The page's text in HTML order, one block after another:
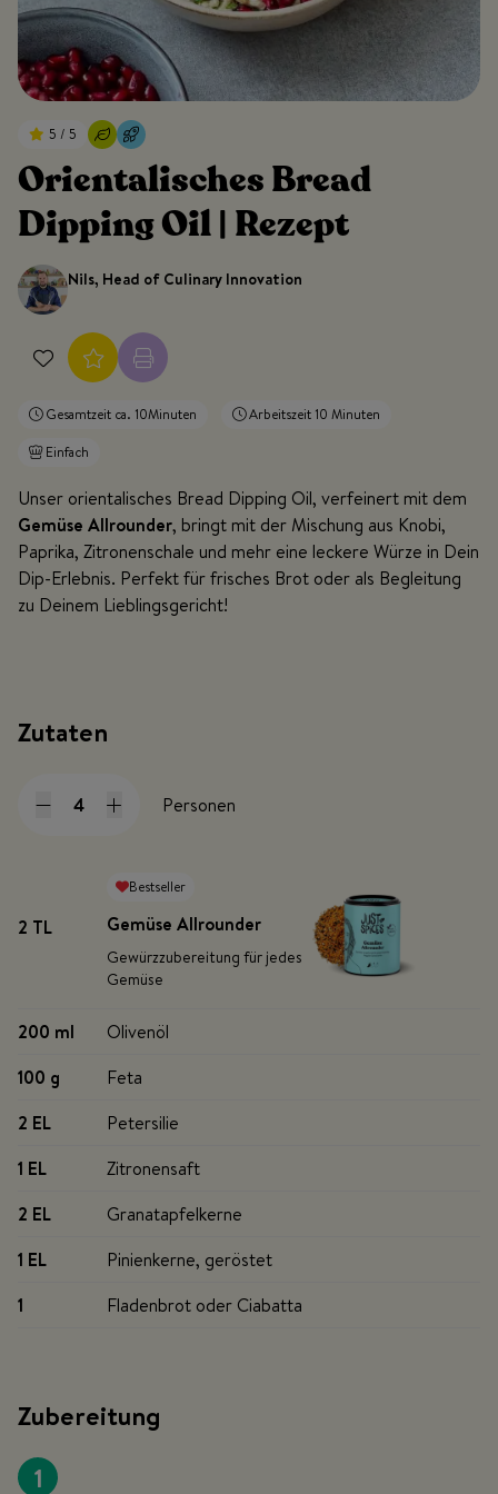
5 / 5
Orientalisches Bread
Dipping Oil | Rezept
Nils, Head of Culinary Innovation
Gesamtzeit ca. 10Minuten
Arbeitszeit 10 Minuten
Einfach
Unser orientalisches Bread Dipping Oil, verfeinert mit dem
Gemüse Allrounder, bringt mit der Mischung aus Knobi,
Paprika, Zitronenschale und mehr eine leckere Würze in Dein
Dip-Erlebnis. Perfekt für frisches Brot oder als Begleitung
zu Deinem Lieblingsgericht!
Zutaten
Personen
2 TL
Bestseller
Gemüse Allrounder
Gewürzzubereitung für jedes
Gemüse
200 ml
Olivenöl
100 g
Feta
2 EL
Petersilie
1 EL
Zitronensaft
2 EL
Granatapfelkerne
1 EL
Pinienkerne, geröstet
1
Fladenbrot oder Ciabatta
Zubereitung
1